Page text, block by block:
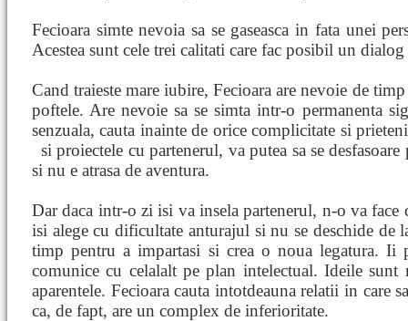
Fecioara simte nevoia sa se gaseasca in fata unei
Acestea sunt cele trei calitati care fac posibil un dialog
Cand traieste mare iubire, Fecioara are nevoie de
poftele. Are nevoie sa se simta intr-o permanenta
senzuala, cauta inainte de orice complicitate si
si proiectele cu partenerul, va putea sa se
si nu e atrasa de aventura.
Dar daca intr-o zi isi va insela partenerul, n-o va face
isi alege cu dificultate anturajul si nu se deschide de
timp pentru a impartasi si crea o noua legatura. Ii
comunice cu celalalt pe plan intelectual. Ideile sunt
aparentele. Fecioara cauta intotdeauna relatii in care
ca, de fapt, are un complex de inferioritate.